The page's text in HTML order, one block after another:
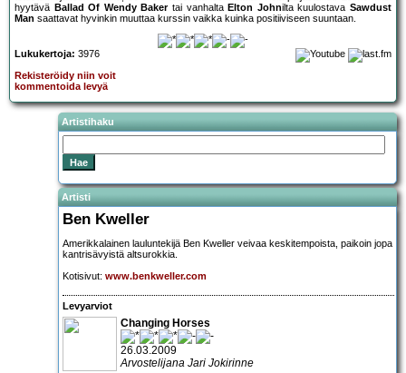
hyytävä Ballad Of Wendy Bakertai vanhalta Elton Johnilta kuulostavaSawdust
Man saattavat hyvinkin muuttaa kurssin vaikka kuinka positiiviseen suuntaan.
Lukukertoja: 3976
Rekisteröidy niin voit
kommentoida levyä
Artistihaku
Artisti
Ben Kweller
Amerikkalainen lauluntekijä Ben Kweller veivaa keskitempoista, paikoin jopa
kantrisävyistä altsurokkia.
Kotisivut: www.benkweller.com
Levyarviot
Changing Horses
26.03.2009
Arvostelijana Jari Jokirinne